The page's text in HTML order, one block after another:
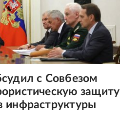
с Совбезом
защиту
инфраструктуры